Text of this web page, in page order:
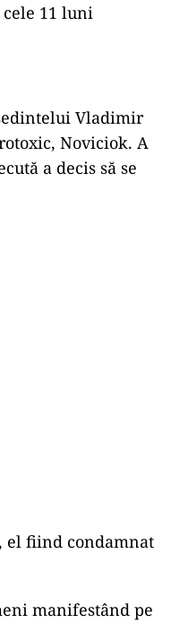
11 luni
Vladimir
Noviciok. A
a decis să se
el fiind condamnat
manifestând pe